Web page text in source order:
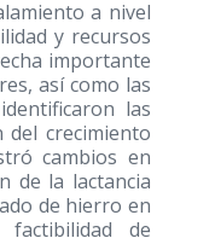
a nivel
y recursos
importante
así como las
las
crecimiento
cambios en
de la lactancia
de hierro en
de